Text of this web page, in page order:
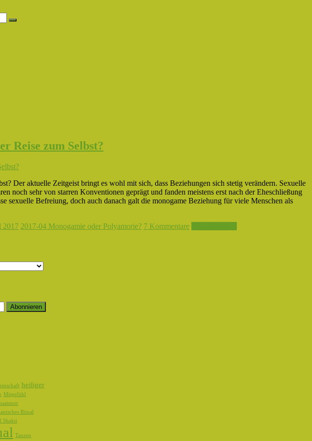
Reise zum Selbst?
Der aktuelle Zeitgeist bringt es wohl mit sich, dass Beziehungen sich stetig verändern. Sexuelle
noch sehr von starren Konventionen geprägt und fanden meistens erst nach der Eheschließung
sexuelle Befreiung, doch auch danach galt die monogame Beziehung für viele Menschen als
2017 2017-04 Monogamie oder Polyamorie? 7 Kommentare
heiliger
Mitgefühl
Ritual
Shakti
Tanzen